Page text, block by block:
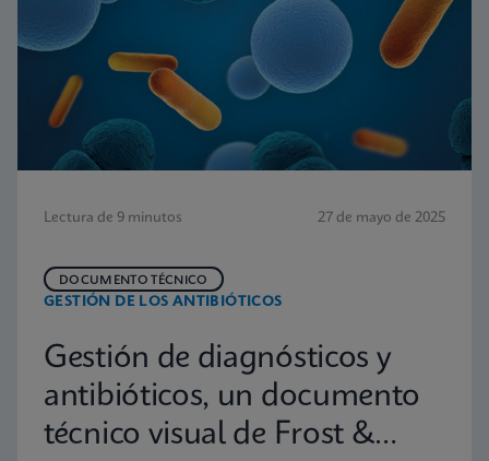
Lectura de 9 minutos 27 de mayo de 2025
GESTIÓN DE LOS ANTIBIÓTICOS
DOCUMENTO TÉCNICO
Gestión de diagnósticos y
antibióticos, un documento
técnico visual de Frost &